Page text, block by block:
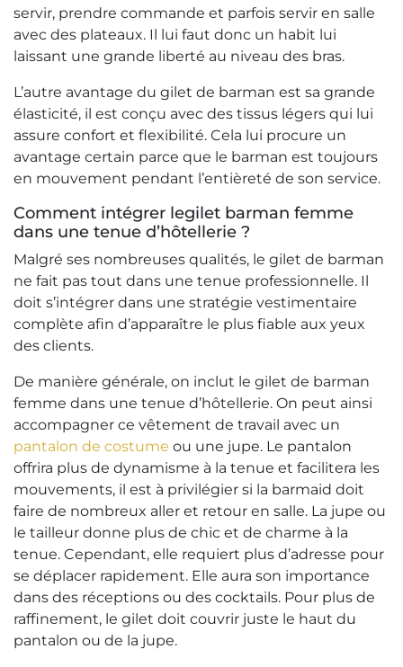
servir, prendre commande et parfois servir en salle
avec des plateaux. Il lui faut donc un habit lui
laissant une grande liberté au niveau des bras.
L’autre avantage du gilet de barman est sa grande
élasticité, il est conçu avec des tissus légers qui lui
assure confort et flexibilité. Cela lui procure un
avantage certain parce que le barman est toujours
en mouvement pendant l’entièreté de son service.
Comment intégrer legilet barman femme
dans une tenue d’hôtellerie ?
Malgré ses nombreuses qualités, le gilet de barman
ne fait pas tout dans une tenue professionnelle. Il
doit s’intégrer dans une stratégie vestimentaire
complète afin d’apparaître le plus fiable aux yeux
des clients.
De manière générale, on inclut le gilet de barman
femme dans une tenue d’hôtellerie. On peut ainsi
accompagner ce vêtement de travail avec un
pantalon de costume ou une jupe. Le pantalon
offrira plus de dynamisme à la tenue et facilitera les
mouvements, il est à privilégier si la barmaid doit
faire de nombreux aller et retour en salle. La jupe ou
le tailleur donne plus de chic et de charme à la
tenue. Cependant, elle requiert plus d’adresse pour
se déplacer rapidement. Elle aura son importance
dans des réceptions ou des cocktails. Pour plus de
raffinement, le gilet doit couvrir juste le haut du
pantalon ou de la jupe.